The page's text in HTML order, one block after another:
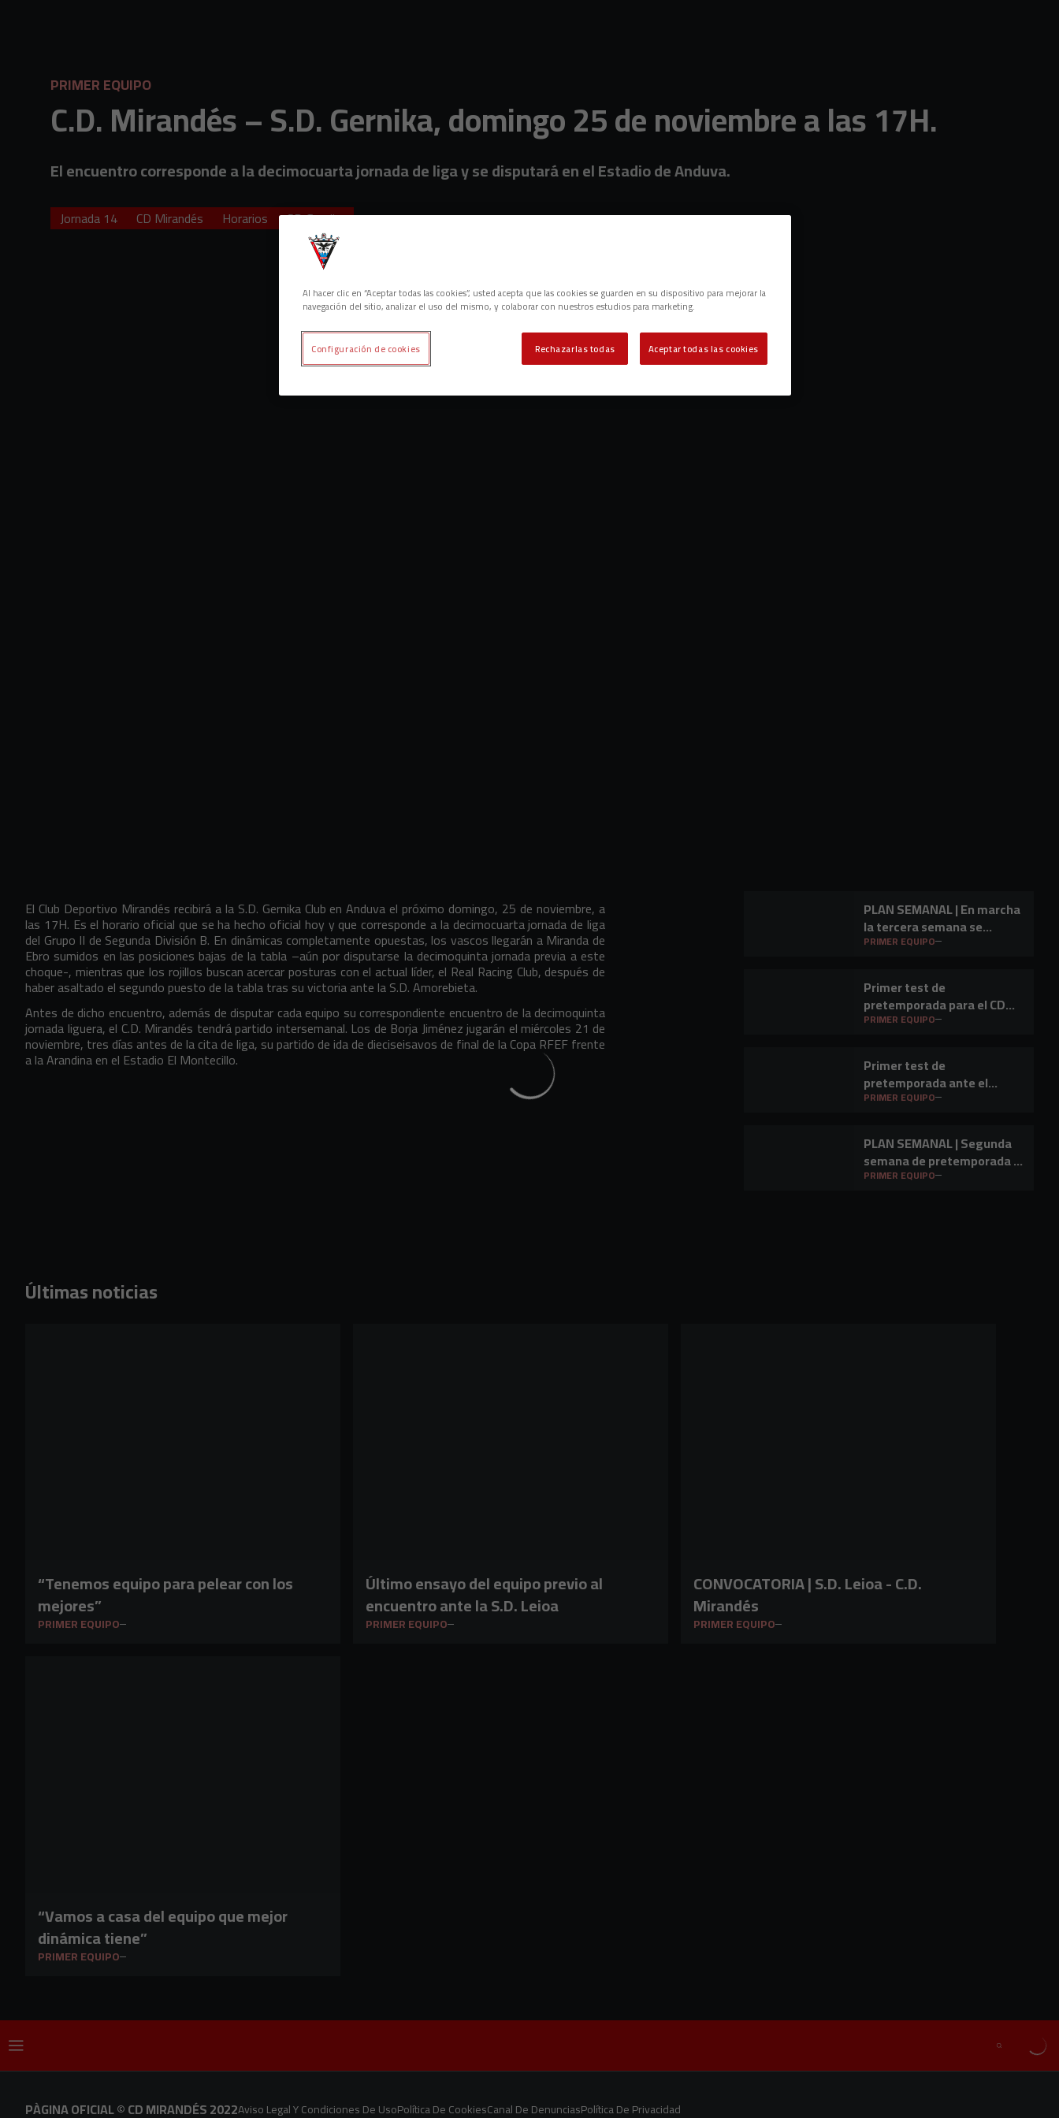
PRIMER EQUIPO
C.D. Mirandés – S.D. Gernika, domingo 25 de noviembre a las 17H.
El encuentro corresponde a la decimocuarta jornada de liga y se disputará en el Estadio de Anduva.
Jornada 14 CD Mirandés Horarios SD Gernika
El Club Deportivo Mirandés recibirá a la S.D. Gernika Club en Anduva el próximo domingo, 25 de noviembre, a
las 17H. Es el horario oficial que se ha hecho oficial hoy y que corresponde a la decimocuarta jornada de liga
del Grupo II de Segunda División B. En dinámicas completamente opuestas, los vascos llegarán a Miranda de
Ebro sumidos en las posiciones bajas de la tabla –aún por disputarse la decimoquinta jornada previa a este
choque-, mientras que los rojillos buscan acercar posturas con el actual líder, el Real Racing Club, después de
haber asaltado el segundo puesto de la tabla tras su victoria ante la S.D. Amorebieta.
Antes de dicho encuentro, además de disputar cada equipo su correspondiente encuentro de la decimoquinta
jornada liguera, el C.D. Mirandés tendrá partido intersemanal. Los de Borja Jiménez jugarán el miércoles 21 de
noviembre, tres días antes de la cita de liga, su partido de ida de dieciseisavos de final de la Copa RFEF frente
a la Arandina en el Estadio El Montecillo.
PLAN SEMANAL | En marcha
la tercera semana se
preparación
PRIMER EQUIPO
Primer test de
pretemporada para el CD
Mirandés en Lasesarre
PRIMER EQUIPO
Primer test de
pretemporada ante el
Barakaldo CF
PRIMER EQUIPO
PLAN SEMANAL | Segunda
semana de pretemporada y
primer amistoso a la vista
PRIMER EQUIPO
Últimas noticias
“Tenemos equipo para pelear con los
mejores”
PRIMER EQUIPO
Último ensayo del equipo previo al
encuentro ante la S.D. Leioa
PRIMER EQUIPO
CONVOCATORIA | S.D. Leioa - C.D.
Mirandés
PRIMER EQUIPO
“Vamos a casa del equipo que mejor
dinámica tiene”
PRIMER EQUIPO
Aviso Legal Y Condiciones De UsoPolítica De CookiesCanal De DenunciasPolítica De Privacidad
PÀGINA OFICIAL © CD MIRANDÉS 2022
Al hacer clic en “Aceptar todas las cookies”, usted acepta que las cookies se guarden en su dispositivo para mejorar la
navegación del sitio, analizar el uso del mismo, y colaborar con nuestros estudios para marketing.
Rechazarlas todas Aceptar todas las cookies
Configuración de cookies